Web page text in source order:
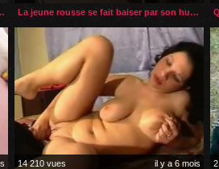
sur l’air de repos
La jeune rousse se fait baiser par son husky sur la terrasse
14 210 vues
il y a 6 mois